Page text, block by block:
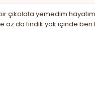
çikolata yemedim
az da fındık yok içinde